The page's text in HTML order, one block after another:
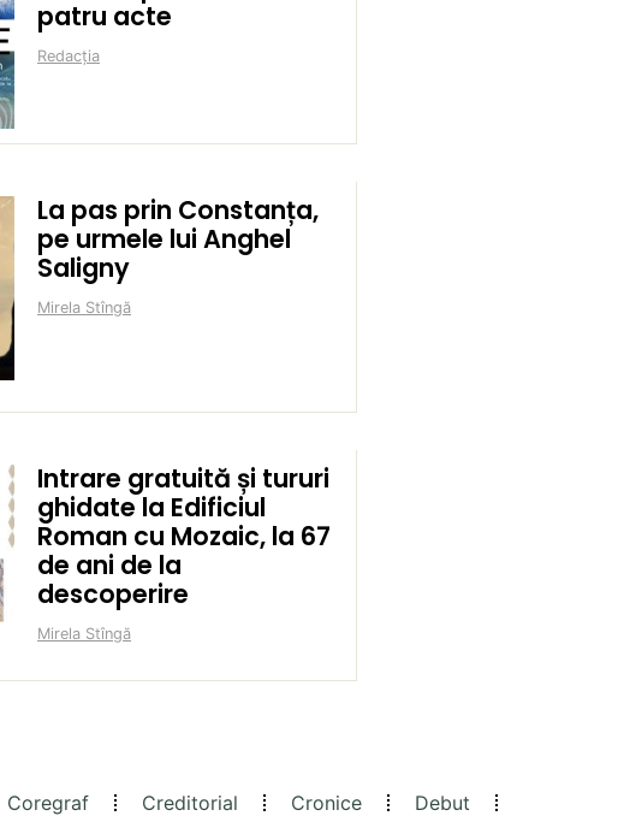
patru acte
Redacția
La pas prin Constanța,
pe urmele lui Anghel
Saligny
Mirela Stîngă
Intrare gratuită și tururi
ghidate la Edificiul
Roman cu Mozaic, la 67
de ani de la
descoperire
Mirela Stîngă
Coregraf Creditorial Cronice
Debut